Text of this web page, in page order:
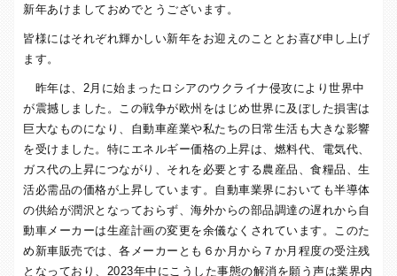
新年あけましておめでとうございます。
皆様にはそれぞれ輝かしい新年をお迎えのこととお喜び申し上げ
ます。
昨年は、 2 月に始まったロシアのウクライナ侵攻により世界中
が震撼しました。この戦争が欧州をはじめ世界に及ぼした損害は
巨大なものになり、自動車産業や私たちの日常生活も大きな影響
を受けました。特にエネルギー価格の上昇は、燃料代、電気代、
ガス代の上昇につながり、それを必要とする農産品、食糧品、生
活必需品の価格が上昇しています。自動車業界においても半導体
の供給が潤沢となっておらず、海外からの部品調達の遅れから自
動車メーカーは生産計画の変更を余儀なくされています。このた
め新車販売では、各メーカーとも６か月から７か月程度の受注残
となっており、 2023年中にこうした事態の解消を願う声は業界内